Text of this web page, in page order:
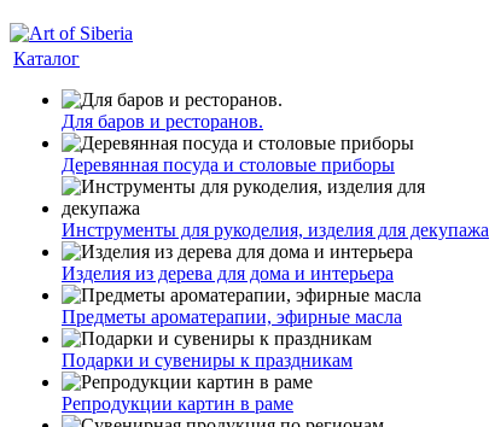
Каталог
Для баров и ресторанов.
Деревянная посуда и столовые приборы
Инструменты для рукоделия, изделия для декупажа
Изделия из дерева для дома и интерьера
Предметы ароматерапии, эфирные масла
Подарки и сувениры к праздникам
Репродукции картин в раме